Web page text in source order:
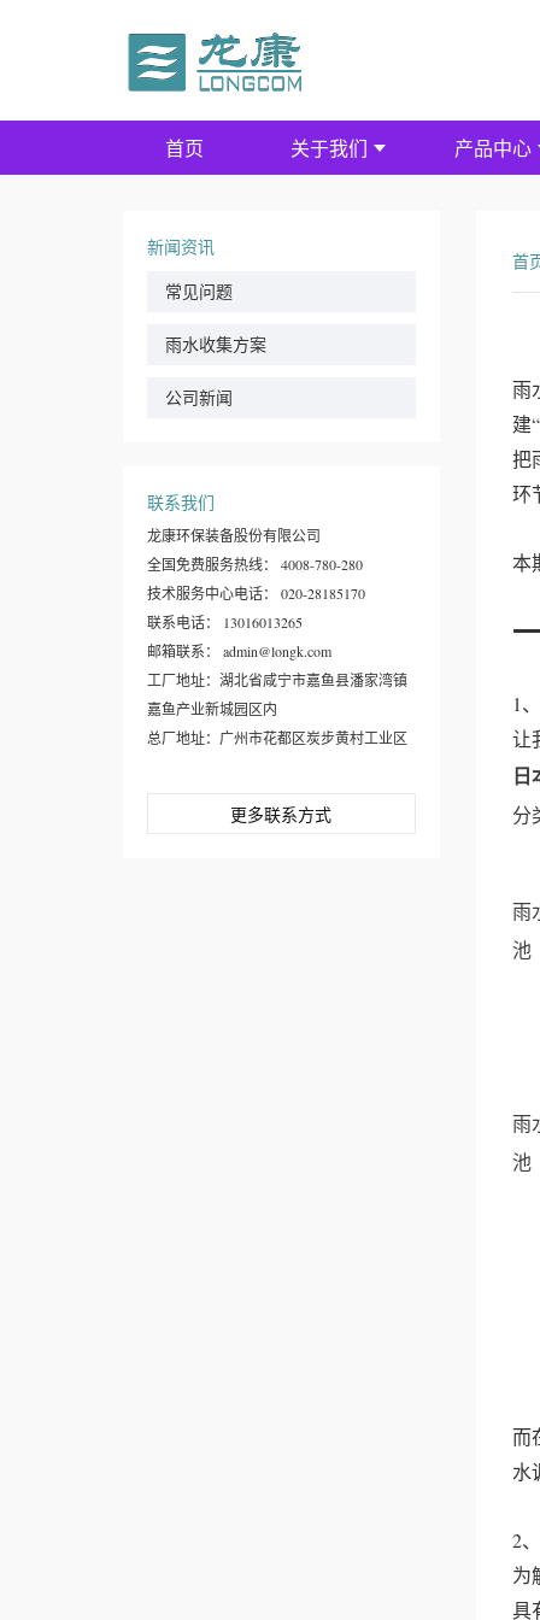
首页 关于我们 产品中心
新闻资讯
常见问题
雨水收集方案
公司新闻
联系我们
龙康环保装备股份有限公司
全国免费服务热线： 4008-780-280
技术服务中心电话： 020-28185170
联系电话： 13016013265
邮箱联系： admin@longk.com
工厂地址：湖北省咸宁市嘉鱼县潘家湾镇
嘉鱼产业新城园区内
总厂地址：广州市花都区炭步黄村工业区
更多联系方式
首
雨
建“
把
环
本
1
让
日
分
雨
池
雨
池
而
水
2
为
具